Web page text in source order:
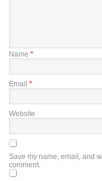
Name *
Email *
Website
Save my name, email, and
comment.